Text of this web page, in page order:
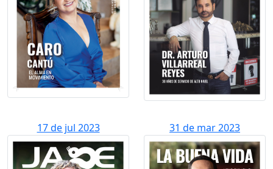
17 de jul 2023 31 de mar 2023